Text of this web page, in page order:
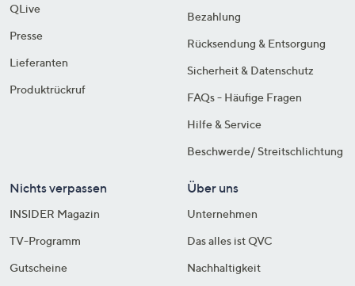
QLive
Presse
Lieferanten
Produktrückruf
Bezahlung
Rücksendung & Entsorgung
Sicherheit & Datenschutz
FAQs - Häufige Fragen
Hilfe & Service
Beschwerde/ Streitschlichtung
Nichts verpassen
INSIDER Magazin
TV-Programm
Gutscheine
Über uns
Unternehmen
Das alles ist QVC
Nachhaltigkeit